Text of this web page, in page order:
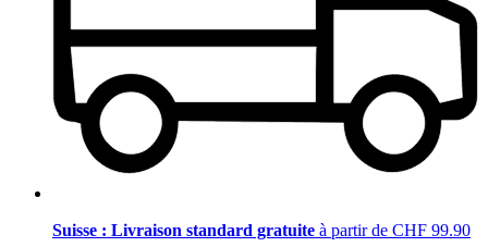
Suisse : Livraison standard gratuite à partir de CHF 99.90